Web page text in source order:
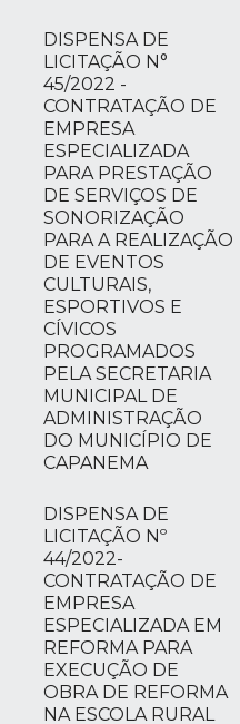
DISPENSA DE
LICITAÇÃO N°
45/2022 -
CONTRATAÇÃO DE
EMPRESA
ESPECIALIZADA
PARA PRESTAÇÃO
DE SERVIÇOS DE
SONORIZAÇÃO
PARA A REALIZAÇÃO
DE EVENTOS
CULTURAIS,
ESPORTIVOS E
CÍVICOS
PROGRAMADOS
PELA SECRETARIA
MUNICIPAL DE
ADMINISTRAÇÃO
DO MUNICÍPIO DE
CAPANEMA
DISPENSA DE
LICITAÇÃO Nº
44/2022-
CONTRATAÇÃO DE
EMPRESA
ESPECIALIZADA EM
REFORMA PARA
EXECUÇÃO DE
OBRA DE REFORMA
NA ESCOLA RURAL